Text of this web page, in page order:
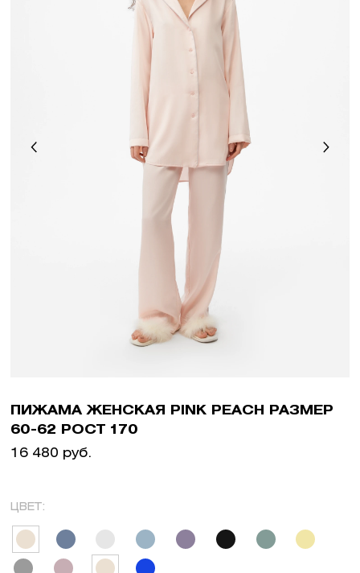
ПИЖАМА ЖЕНСКАЯ PINK PEACH РАЗМЕР
60-62 РОСТ 170
16 480 руб.
ЦВЕТ: